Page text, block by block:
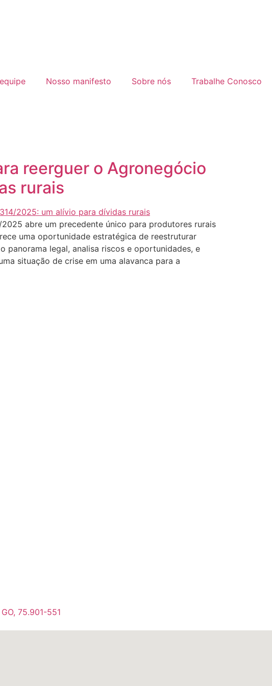
Nosso manifesto Sobre nós Trabalhe Conosco
reerguer o Agronegócio
rurais
abre um precedente único para produtores rurais
uma oportunidade estratégica de reestruturar
panorama legal, analisa riscos e oportunidades, e
situação de crise em uma alavanca para a
75.901-551